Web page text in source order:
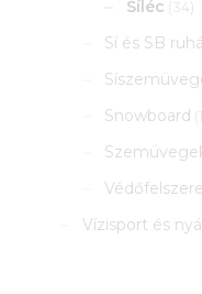
Síléc (34)
Sí és SB
Snowboard
Vízisport és